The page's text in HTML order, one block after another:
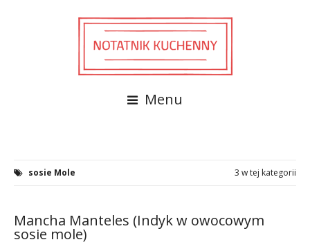
Menu
sosie Mole 3 w tej kategorii
Mancha Manteles (Indyk w owocowym
sosie mole)